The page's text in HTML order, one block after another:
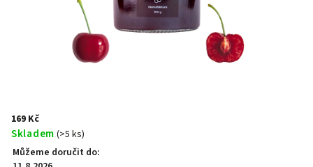
169 Kč
Skladem (>5 ks)
Můžeme doručit do: